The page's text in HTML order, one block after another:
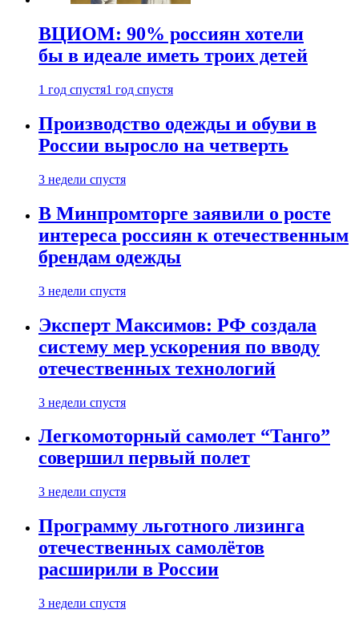
ВЦИОМ: 90% россиян хотели
бы в идеале иметь троих детей
1 год спустя1 год спустя
Производство одежды и обуви в
России выросло на четверть
3 недели спустя
В Минпромторге заявили о росте
интереса россиян к отечественным
брендам одежды
3 недели спустя
Эксперт Максимов: РФ создала
систему мер ускорения по вводу
отечественных технологий
3 недели спустя
Легкомоторный самолет “Танго”
совершил первый полет
3 недели спустя
Программу льготного лизинга
отечественных самолётов
расширили в России
3 недели спустя